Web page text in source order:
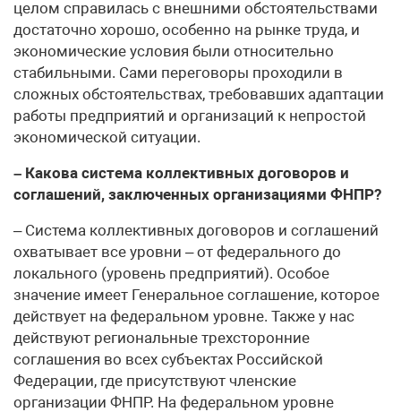
целом справилась с внешними обстоятельствами
достаточно хорошо, особенно на рынке труда, и
экономические условия были относительно
стабильными. Сами переговоры проходили в
сложных обстоятельствах, требовавших адаптации
работы предприятий и организаций к непростой
экономической ситуации.
– Какова система коллективных договоров и
соглашений, заключенных организациями ФНПР?
– Система коллективных договоров и соглашений
охватывает все уровни – от федерального до
локального (уровень предприятий). Особое
значение имеет Генеральное соглашение, которое
действует на федеральном уровне. Также у нас
действуют региональные трехсторонние
соглашения во всех субъектах Российской
Федерации, где присутствуют членские
организации ФНПР. На федеральном уровне